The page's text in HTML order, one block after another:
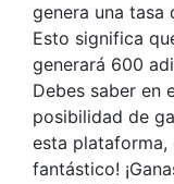
genera una tasa
Esto significa
generará 600
Debes saber en
posibilidad de
esta plataforma,
fantástico!